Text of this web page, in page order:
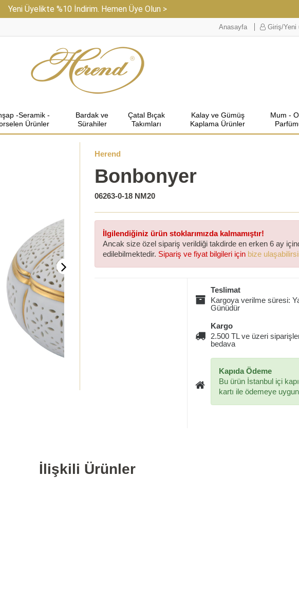
Yeni Üyelikte %10 İndirim. Hemen Üye Olun >
Anasayfa Giriş/Yeni
-Seramik -
Ürünler
Bardak ve
Sürahiler
Çatal Bıçak
Takımları
Kalay ve Gümüş
Kaplama Ürünler
Mum -
Herend
Bonbonyer
06263-0-18 NM20
İlgilendiğiniz ürün stoklarımızda kalmamıştır!
Ancak size özel sipariş verildiği takdirde en erken 6 ay
edilebilmektedir. Sipariş ve fiyat bilgileri için bize
Teslimat
Kargoya verilme süresi:
Günüdür
Kargo
2.500 TL ve üzeri
bedava
Kapıda Ödeme
Bu ürün İstanbul içi
kartı ile ödemeye
İlişkili Ürünler